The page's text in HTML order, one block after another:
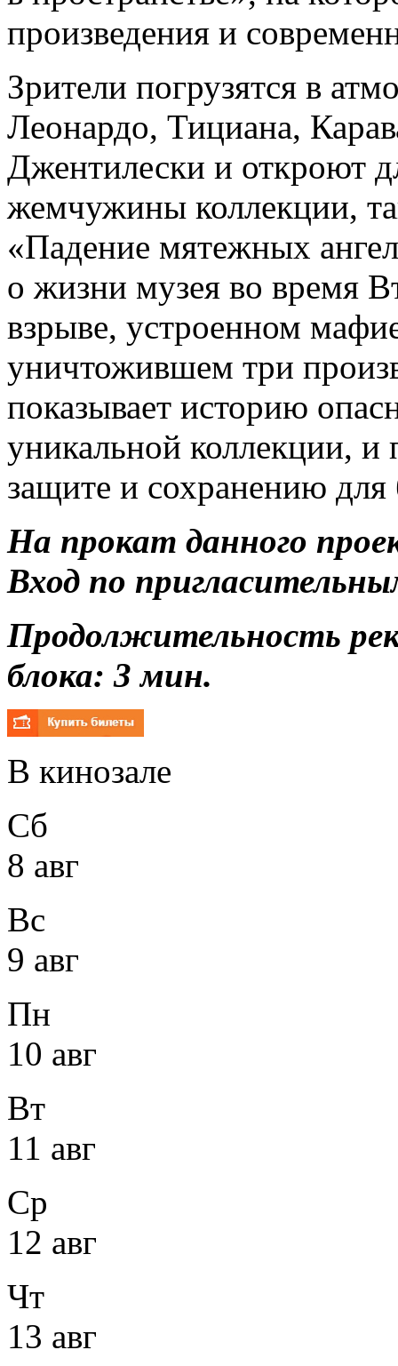
произведения и
Зрители погрузятся в
Леонардо, Тициана,
Джентилески и откроют
жемчужины коллекции,
«Падение мятежных
о жизни музея во время
взрыве, устроенном
уничтожившем три
показывает историю
уникальной коллекции,
защите и сохранению
На прокат данного
Вход по
Продолжительность
блока: 3 мин.
В кинозале
Сб
8 авг
Вс
9 авг
Пн
10 авг
Вт
11 авг
Ср
12 авг
Чт
13 авг